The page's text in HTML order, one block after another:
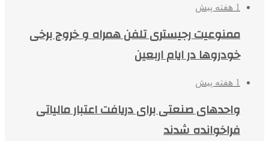
1 هفته پیش
ممنوعیت رجیستری تلفن همراه و خروج برخی
خودروها در ایام اربعین
1 هفته پیش
واحدهای صنعتی برای دریافت اعتبار مالیاتی
فراخوانده شدند